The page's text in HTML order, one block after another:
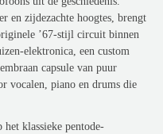
en zijdezachte hoogtes, brengt
’67-stijl circuit binnen
elektronica, een custom
capsule van puur
vocalen, piano en drums die
het klassieke pentode-